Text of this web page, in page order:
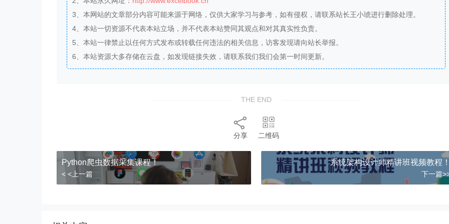
3、本网站的文章部分内容可能来源于网络，仅供大家学习与参考，如有侵权，请联系站长王小琥进行删除处理。
4、本站一切资源不代表本站立场，并不代表本站赞同其观点和对其真实性负责。
5、本站一律禁止以任何方式发布或转载任何违法的相关信息，访客发现请向站长举报。
6、本站资源大多存储在云盘，如发现链接失效，请联系我们我们会第一时间更新。
THE END
分享 二维码
Python爬虫数据采集课程！
< <上一篇
系统架构设计师精讲班视频教程
下一篇